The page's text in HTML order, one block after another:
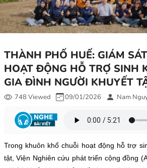
THÀNH PHỐ HUẾ: GIÁM
HOẠT ĐỘNG HỖ TRỢ SINH
GIA ĐÌNH NGƯỜI KHUYẾT
748 Viewed 09/01/2026 Nam
Trong khuôn khổ chuỗi hoạt động hỗ trợ
tật, Viện Nghiên cứu phát triển cộng đồng